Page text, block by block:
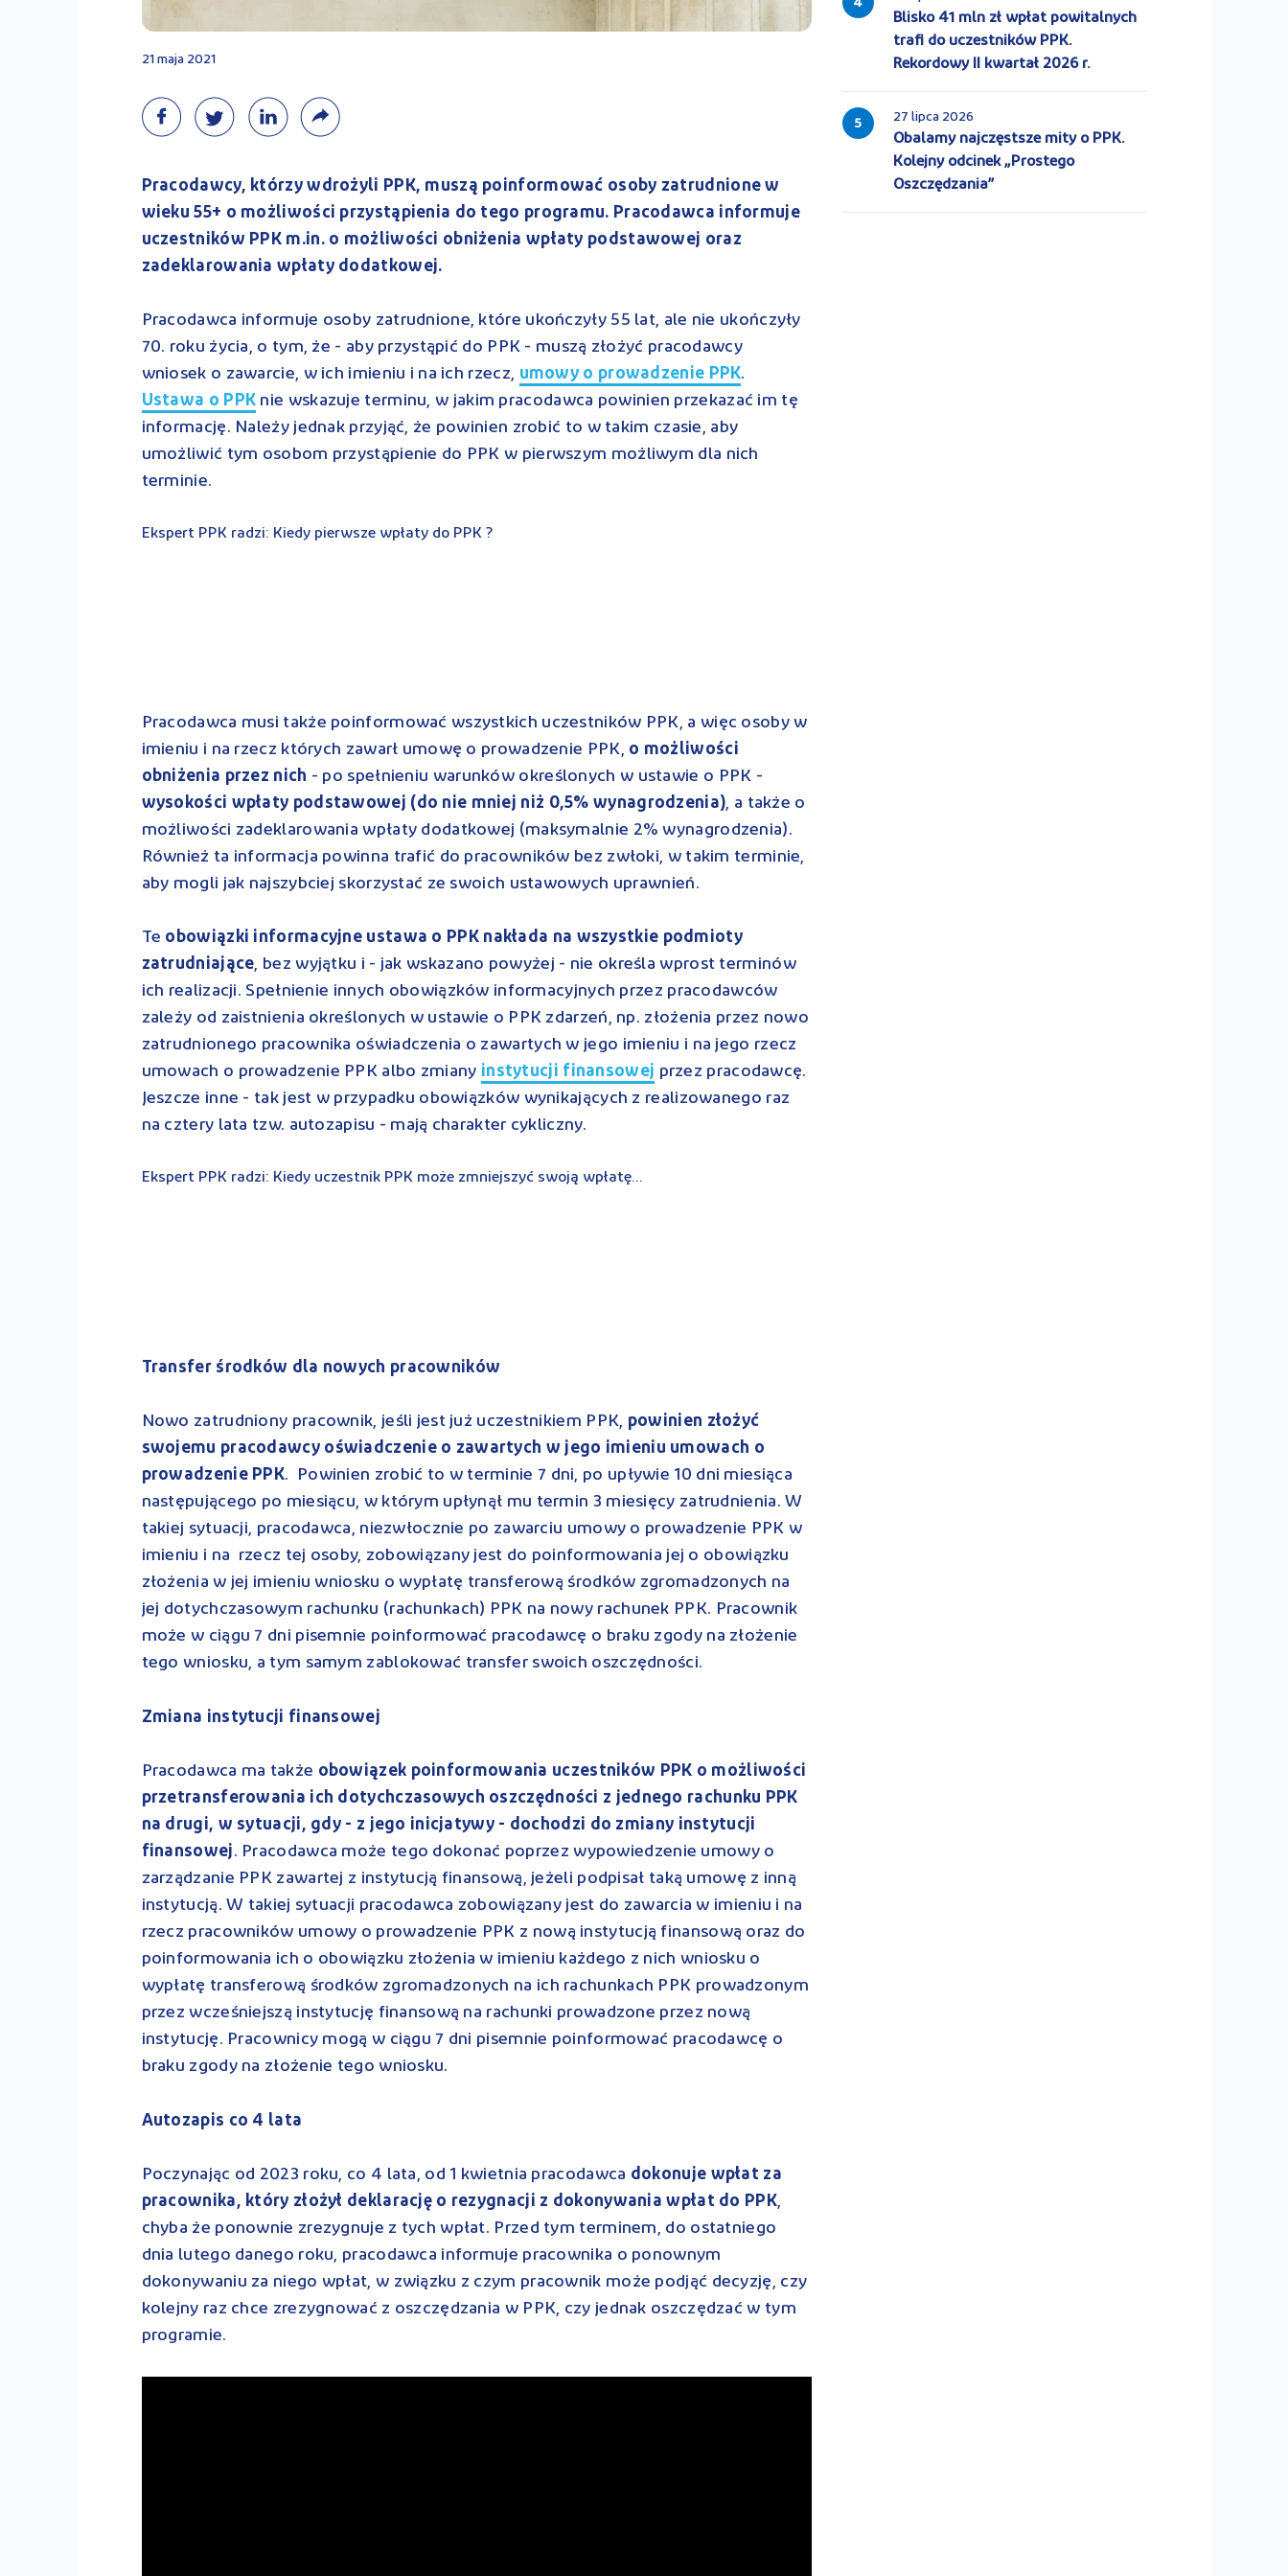
21 maja 2021
Pracodawcy, którzy wdrożyli PPK, muszą poinformować osoby zatrudnione w
wieku 55+ o możliwości przystąpienia do tego programu. Pracodawca informuje
uczestników PPK m.in. o możliwości obniżenia wpłaty podstawowej oraz
zadeklarowania wpłaty dodatkowej.
Pracodawca informuje osoby zatrudnione, które ukończyły 55 lat, ale nie ukończyły
70. roku życia, o tym, że - aby przystąpić do PPK - muszą złożyć pracodawcy
wniosek o zawarcie, w ich imieniu i na ich rzecz, umowy o prowadzenie PPK.
Ustawa o PPK nie wskazuje terminu, w jakim pracodawca powinien przekazać im tę
informację. Należy jednak przyjąć, że powinien zrobić to w takim czasie, aby
umożliwić tym osobom przystąpienie do PPK w pierwszym możliwym dla nich
terminie.
Ekspert PPK radzi: Kiedy pierwsze wpłaty do PPK ?
Pracodawca musi także poinformować wszystkich uczestników PPK, a więc osoby w
imieniu i na rzecz których zawarł umowę o prowadzenie PPK, o możliwości
obniżenia przez nich - po spełnieniu warunków określonych w ustawie o PPK -
wysokości wpłaty podstawowej (do nie mniej niż 0,5% wynagrodzenia), a także o
możliwości zadeklarowania wpłaty dodatkowej (maksymalnie 2% wynagrodzenia).
Również ta informacja powinna trafić do pracowników bez zwłoki, w takim terminie,
aby mogli jak najszybciej skorzystać ze swoich ustawowych uprawnień.
Te obowiązki informacyjne ustawa o PPK nakłada na wszystkie podmioty
zatrudniające, bez wyjątku i - jak wskazano powyżej - nie określa wprost terminów
ich realizacji. Spełnienie innych obowiązków informacyjnych przez pracodawców
zależy od zaistnienia określonych w ustawie o PPK zdarzeń, np. złożenia przez nowo
zatrudnionego pracownika oświadczenia o zawartych w jego imieniu i na jego rzecz
umowach o prowadzenie PPK albo zmiany instytucji finansowej przez pracodawcę.
Jeszcze inne - tak jest w przypadku obowiązków wynikających z realizowanego raz
na cztery lata tzw. autozapisu - mają charakter cykliczny.
Ekspert PPK radzi: Kiedy uczestnik PPK może zmniejszyć swoją wpłatę...
Transfer środków dla nowych pracowników
Nowo zatrudniony pracownik, jeśli jest już uczestnikiem PPK, powinien złożyć
swojemu pracodawcy oświadczenie o zawartych w jego imieniu umowach o
prowadzenie PPK. Powinien zrobić to w terminie 7 dni, po upływie 10 dni miesiąca
następującego po miesiącu, w którym upłynął mu termin 3 miesięcy zatrudnienia. W
takiej sytuacji, pracodawca, niezwłocznie po zawarciu umowy o prowadzenie PPK w
imieniu i na rzecz tej osoby, zobowiązany jest do poinformowania jej o obowiązku
złożenia w jej imieniu wniosku o wypłatę transferową środków zgromadzonych na
jej dotychczasowym rachunku (rachunkach) PPK na nowy rachunek PPK. Pracownik
może w ciągu 7 dni pisemnie poinformować pracodawcę o braku zgody na złożenie
tego wniosku, a tym samym zablokować transfer swoich oszczędności.
Zmiana instytucji finansowej
Pracodawca ma także obowiązek poinformowania uczestników PPK o możliwości
przetransferowania ich dotychczasowych oszczędności z jednego rachunku PPK
na drugi, w sytuacji, gdy - z jego inicjatywy - dochodzi do zmiany instytucji
finansowej. Pracodawca może tego dokonać poprzez wypowiedzenie umowy o
zarządzanie PPK zawartej z instytucją finansową, jeżeli podpisał taką umowę z inną
instytucją. W takiej sytuacji pracodawca zobowiązany jest do zawarcia w imieniu i na
rzecz pracowników umowy o prowadzenie PPK z nową instytucją finansową oraz do
poinformowania ich o obowiązku złożenia w imieniu każdego z nich wniosku o
wypłatę transferową środków zgromadzonych na ich rachunkach PPK prowadzonym
przez wcześniejszą instytucję finansową na rachunki prowadzone przez nową
instytucję. Pracownicy mogą w ciągu 7 dni pisemnie poinformować pracodawcę o
braku zgody na złożenie tego wniosku.
Autozapis co 4 lata
Poczynając od 2023 roku, co 4 lata, od 1 kwietnia pracodawca dokonuje wpłat za
pracownika, który złożył deklarację o rezygnacji z dokonywania wpłat do PPK,
chyba że ponownie zrezygnuje z tych wpłat. Przed tym terminem, do ostatniego
dnia lutego danego roku, pracodawca informuje pracownika o ponownym
dokonywaniu za niego wpłat, w związku z czym pracownik może podjąć decyzję, czy
kolejny raz chce zrezygnować z oszczędzania w PPK, czy jednak oszczędzać w tym
programie.
4
Blisko 41 mln zł wpłat powitalnych
trafi do uczestników PPK.
Rekordowy II kwartał 2026 r.
5 27 lipca 2026
Obalamy najczęstsze mity o PPK.
Kolejny odcinek „Prostego
Oszczędzania”